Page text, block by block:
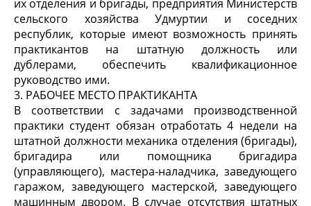
их отделения и бригады, предприятия Министерств
сельского хозяйства Удмуртии и соседних
республик, которые имеют возможность принять
практикантов на штатную должность или
дублерами, обеспечить квалификационное
руководство ими.
3. РАБОЧЕЕ МЕСТО ПРАКТИКАНТА
В соответствии с задачами производственной
практики студент обязан отработать 4 недели на
штатной должности механика отделения (бригады),
бригадира или помощника бригадира
(управляющего), мастера-наладчика, заведующего
гаражом, заведующего мастерской, заведующего
машинным двором. В случае отсутствия штатных